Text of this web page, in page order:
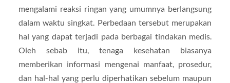
mengalami reaksi ringan yang umumnya berlangsung
dalam waktu singkat. Perbedaan tersebut merupakan
hal yang dapat terjadi pada berbagai tindakan medis.
Oleh sebab itu, tenaga kesehatan biasanya
memberikan informasi mengenai manfaat, prosedur,
dan hal-hal yang perlu diperhatikan sebelum maupun